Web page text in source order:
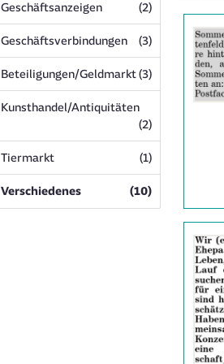
Geschäftsanzeigen (2Anzeigen
)
Geschäftsverbindungen (3Anzeigen
)
Beteiligungen/Geldmarkt(3Anzeigen
)
Kunsthandel/Antiquitäten
(2Anzeigen
)
Tiermarkt (1Anzeigen
)
Verschiedenes (10Anzeigen
)
Anzeige
2064779
anzeigen
Anzeige
2065287
anzeigen
Info: